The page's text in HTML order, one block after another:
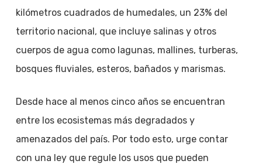
kilómetros cuadrados de humedales, un 23% del
territorio nacional, que incluye salinas y otros
cuerpos de agua como lagunas, mallines, turberas,
bosques fluviales, esteros, bañados y marismas.
Desde hace al menos cinco años se encuentran
entre los ecosistemas más degradados y
amenazados del país. Por todo esto, urge contar
con una ley que regule los usos que pueden